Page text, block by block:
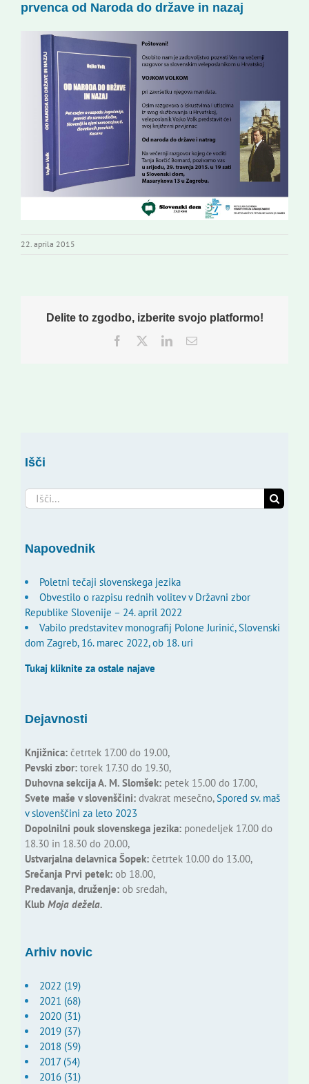
Založništvo
Koristne informacije
prvenca od Naroda do države in nazaj
22. aprila 2015
Delite to zgodbo, izberite svojo platformo!
Facebook
TwitterLinkedInEmail
Išči
Search
for:
Napovednik
Poletni tečaji slovenskega jezika
Obvestilo o razpisu rednih volitev v Državni zbor
Republike Slovenije – 24. april 2022
Vabilo predstavitev monografij Polone Jurinić, Slovenski
dom Zagreb, 16. marec 2022, ob 18. uri
Tukaj kliknite za ostale najave
Dejavnosti
Knjižnica:četrtek 17.00 do 19.00,
Pevski zbor:torek 17.30 do 19.30,
Duhovna sekcija A. M. Slomšek:petek 15.00 do 17.00,
Svete maše v slovenščini:dvakrat mesečno,Spored sv. maš
v slovenščini za leto 2023
Dopolnilni pouk slovenskega jezika:ponedeljek 17.00 do
18.30 in 18.30 do 20.00,
Ustvarjalna delavnica Šopek:četrtek 10.00 do 13.00,
Srečanja Prvi petek:ob 18.00,
Predavanja, druženje:ob sredah,
Klub Moja dežela.
Arhiv novic
2022 (19)
2021 (68)
2020 (31)
2019 (37)
2018 (59)
2017 (54)
2016 (31)